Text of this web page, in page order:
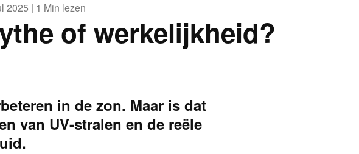
2025 | 1 Min lezen
of werkelijkheid?
in de zon. Maar is dat
van UV-stralen en de reële